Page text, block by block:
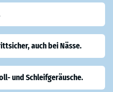
auch bei Nässe.
und Schleifgeräusche.